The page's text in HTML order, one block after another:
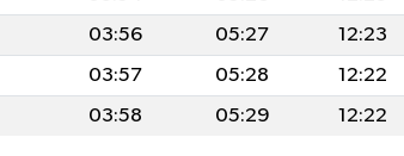
03:56 05:27 12:23
03:57 05:28 12:22
03:58 05:29 12:22